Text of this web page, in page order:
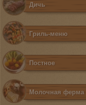
Дичь
Гриль-меню
Постное
Молочная ферма